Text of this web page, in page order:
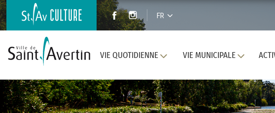
FR
VIE QUOTIDIENNE VIE MUNICIPALE